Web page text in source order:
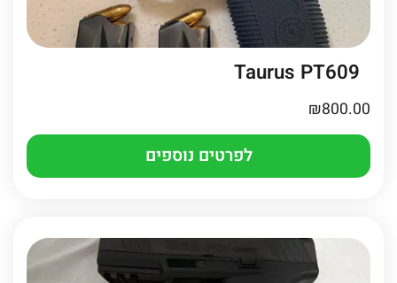
₪800.00
לפרטים נוספים